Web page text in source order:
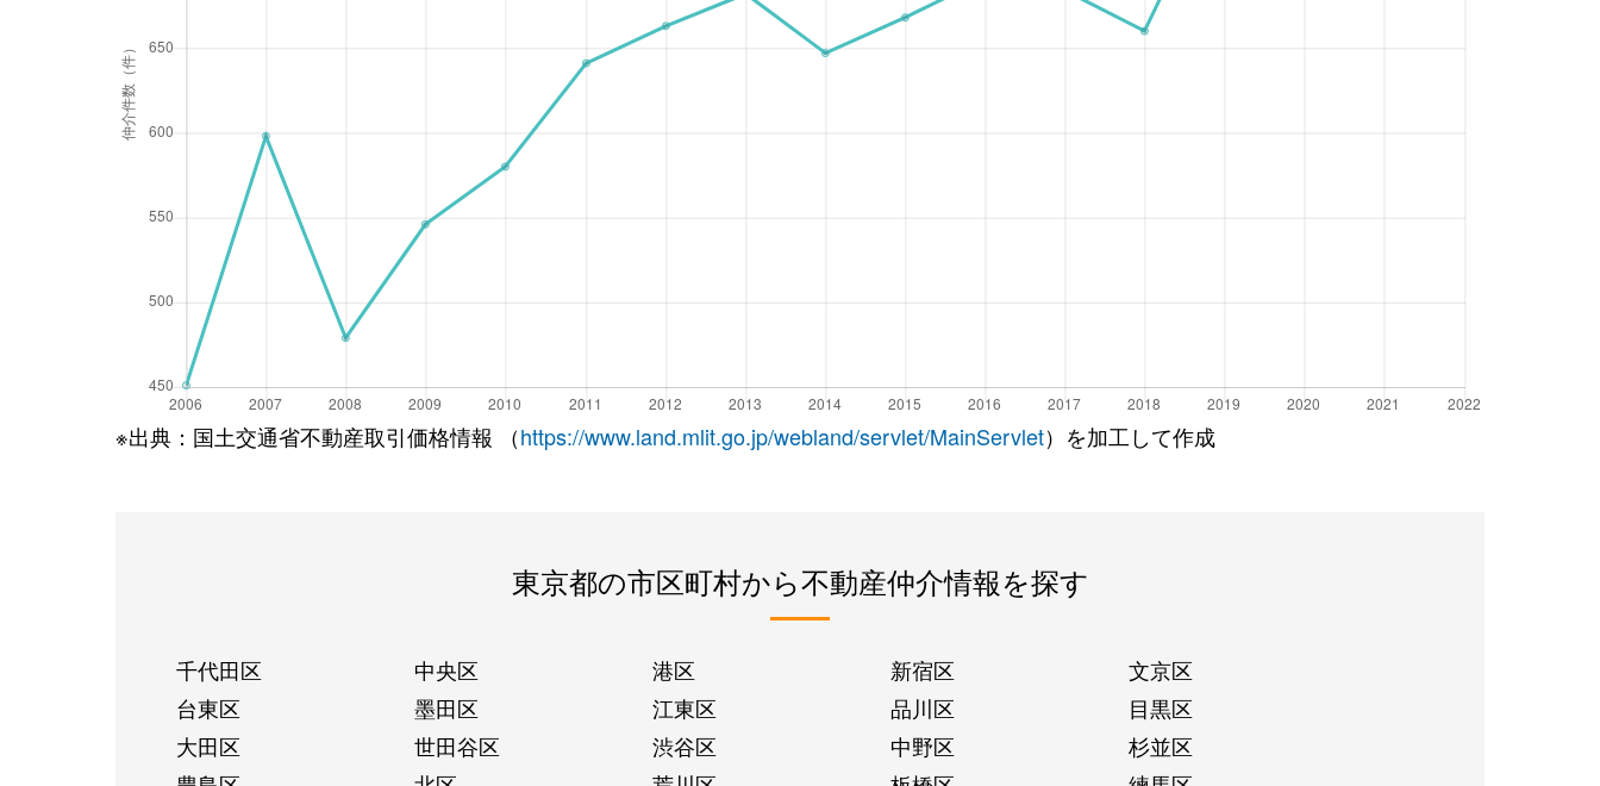
※出典：国土交通省不動産取引価格情報 （https://www.land.mlit.go.jp/webland/servlet/MainServlet）を加工して作成
東京都の市区町村から不動産仲介情報を探す
千代田区 中央区 港区 新宿区
文京区
台東区
墨田区 江東区 品川区
目黒区
大田区
世田谷区 渋谷区 中野区
杉並区